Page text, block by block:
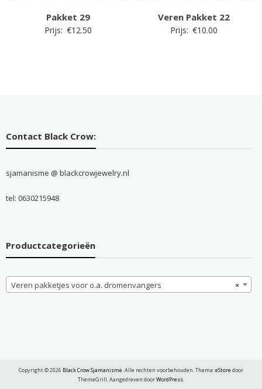
Pakket 29
Prijs: €12.50
Veren Pakket 22
Prijs: €10.00
Contact Black Crow:
sjamanisme @ blackcrowjewelry.nl
tel: 0630215948
Productcategorieën
×
Veren pakketjes voor o.a. dromenvangers
Copyright © 2026 Black Crow Sjamanisme. Alle rechten voorbehouden. Thema:eStore door
ThemeGrill. Aangedreven doorWordPress.